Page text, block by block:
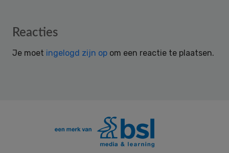
Reader
Reacties
Je moet ingelogd zijn op om een reactie te plaatsen.